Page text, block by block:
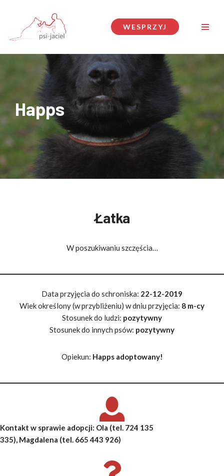
Przejdź
do
WESPRZYJ
Happs
Łatka
W poszukiwaniu szczęścia…
Data przyjęcia do schroniska: 22-12-2019
Wiek określony (w przybliżeniu) w dniu przyjęcia: 8 m-cy
Stosunek do ludzi: pozytywny
Stosunek do innych psów: pozytywny
Opiekun: Happs adoptowany!
Kontakt w sprawie adopcji: Ola (tel. 724 135
335), Magdalena (tel. 665 443 926)